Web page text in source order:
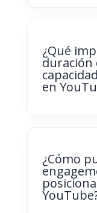
¿Qué
duración
en
¿Cómo